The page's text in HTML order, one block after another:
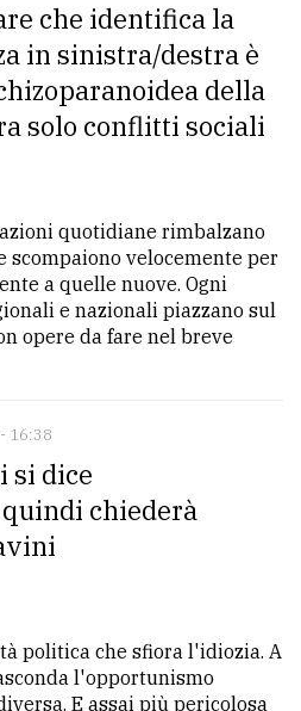
che identifica la
in sinistra/destra è
della
solo conflitti sociali
quotidiane rimbalzano
velocemente per
a quelle nuove. Ogni
e nazionali piazzano sul
opere da fare nel breve
16:38
si dice
chiederà
politica che sfiora l'idiozia. A
l'opportunismo
E assai più pericolosa